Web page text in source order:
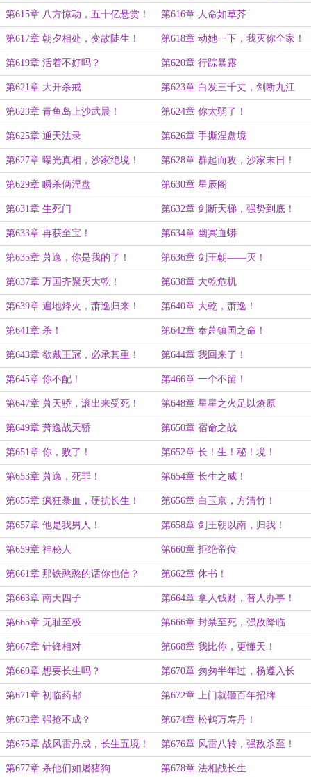
坤！
第615章 八方惊动，五十亿悬赏！ 第616章 人命如草芥
第617章 朝夕相处，变故陡生！ 第618章 动她一下，我灭你全家！
第619章 活着不好吗？ 第620章 行踪暴露
第621章 大开杀戒 第623章 白发三千丈，剑断九江
河！
第623章 青鱼岛上沙武晨！ 第624章 你太弱了！
第625章 通天法录 第626章 手撕涅盘境
第627章 曝光真相，沙家绝境！ 第628章 群起而攻，沙家末日！
第629章 瞬杀俩涅盘 第630章 星辰阁
第631章 生死门 第632章 剑断天梯，强势到底！
第633章 再获至宝！ 第634章 幽冥血蟒
第635章 萧逸，你是我的了！ 第636章 剑王朝——灭！
第637章 万国齐聚灭大乾！ 第638章 大乾危机
第639章 遍地烽火，萧逸归来！ 第640章 大乾，萧逸！
第641章 杀！ 第642章 奉萧镇国之命！
第643章 欲戴王冠，必承其重！ 第644章 我回来了！
第645章 你不配！ 第466章 一个不留！
第647章 萧天骄，滚出来受死！ 第648章 星星之火足以燎原
第649章 萧逸战天骄 第650章 宿命之战
第651章 你，败了！ 第652章 长！生！秘！境！
第653章 萧逸，死罪！ 第654章 长生之威！
第655章 疯狂暴血，硬抗长生！ 第656章 白玉京，方清竹！
第657章 他是我男人！ 第658章 剑王朝以南，归我！
第659章 神秘人 第660章 拒绝帝位
第661章 那铁憨憨的话你也信？ 第662章 休书！
第663章 南天四子 第664章 拿人钱财，替人办事！
第665章 无耻至极 第666章 封禁至死，强敌降临
第667章 针锋相对 第668章 我比你，更懂天！
第669章 想要长生吗？ 第670章 匆匆半年过，杨遵入长
生！
第671章 初临药都 第672章 上门就砸百年招牌
第673章 强抢不成？ 第674章 松鹤万寿丹！
第675章 战风雷丹成，长生五境！ 第676章 风雷八转，强敌杀至！
第677章 杀他们如屠猪狗 第678章 法相战长生